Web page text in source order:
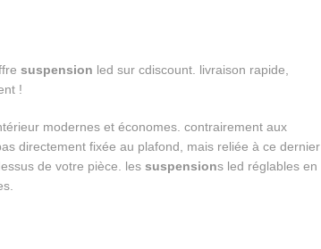
suspension led sur cdiscount. livraison rapide,
!
modernes et économes. contrairement aux
directement fixée au plafond, mais reliée à ce dernier
de votre pièce. les suspensions led réglables en